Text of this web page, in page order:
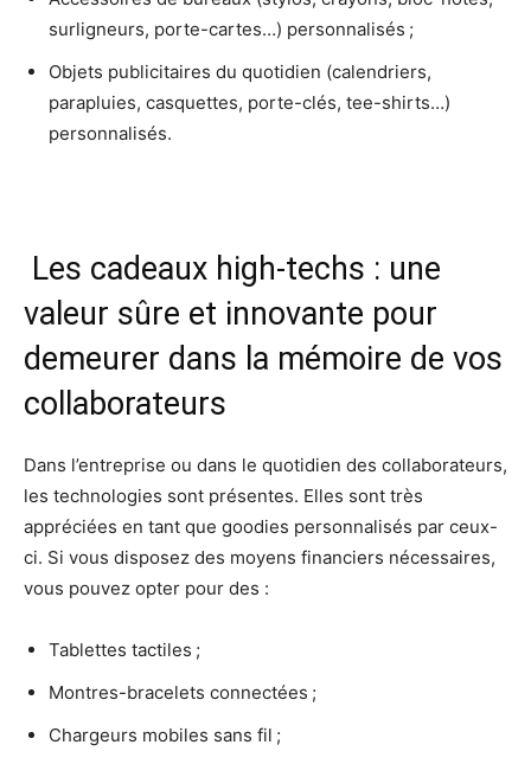
surligneurs, porte-cartes…) personnalisés ;
Objets publicitaires du quotidien (calendriers,
parapluies, casquettes, porte-clés, tee-shirts…)
personnalisés.
Les cadeaux high-techs : une
valeur sûre et innovante pour
demeurer dans la mémoire de vos
collaborateurs
Dans l’entreprise ou dans le quotidien des collaborateurs,
les technologies sont présentes. Elles sont très
appréciées en tant que goodies personnalisés par ceux-
ci. Si vous disposez des moyens financiers nécessaires,
vous pouvez opter pour des :
Tablettes tactiles ;
Montres-bracelets connectées ;
Chargeurs mobiles sans fil ;